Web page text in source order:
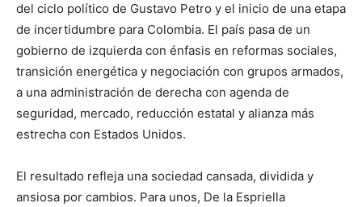
del ciclo político de Gustavo Petro y el inicio de una etapa
de incertidumbre para Colombia. El país pasa de un
gobierno de izquierda con énfasis en reformas sociales,
transición energética y negociación con grupos armados,
a una administración de derecha con agenda de
seguridad, mercado, reducción estatal y alianza más
estrecha con Estados Unidos.
El resultado refleja una sociedad cansada, dividida y
ansiosa por cambios. Para unos, De la Espriella